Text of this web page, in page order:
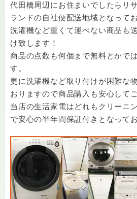
店頭買取（お持ち込み）に対応
※上記にない商品でもその他、
物に対応しております。
代田橋周辺にお住まいでしたらリ
ランドの自社便配送地域となって
洗濯機など重くて運べない商品も
け致します！
商品の点数も何個まで無料とかで
す。
更に洗濯機など取り付けが困難な
おりますので商品購入も安心して
当店の生活家電はどれもクリーニ
で安心の半年間保証付きとなって